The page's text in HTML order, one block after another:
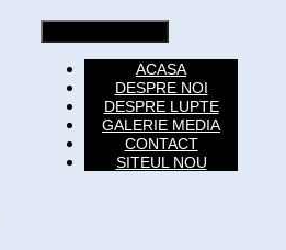
ACASA
DESPRE NOI
DESPRE LUPTE
GALERIE MEDIA
CONTACT
SITEUL NOU